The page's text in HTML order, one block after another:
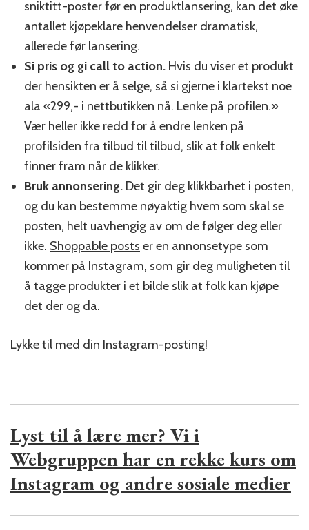
sniktitt-poster før en produktlansering, kan det øke
antallet kjøpeklare henvendelser dramatisk,
allerede før lansering.
Si pris og gi call to action. Hvis du viser et produkt
der hensikten er å selge, så si gjerne i klartekst noe
ala «299,- i nettbutikken nå. Lenke på profilen.»
Vær heller ikke redd for å endre lenken på
profilsiden fra tilbud til tilbud, slik at folk enkelt
finner fram når de klikker.
Bruk annonsering. Det gir deg klikkbarhet i posten,
og du kan bestemme nøyaktig hvem som skal se
posten, helt uavhengig av om de følger deg eller
ikke. Shoppable posts er en annonsetype som
kommer på Instagram, som gir deg muligheten til
å tagge produkter i et bilde slik at folk kan kjøpe
det der og da.
Lykke til med din Instagram-posting!
Lyst til å lære mer? Vi i
Webgruppen har en rekke kurs om
Instagram og andre sosiale medier